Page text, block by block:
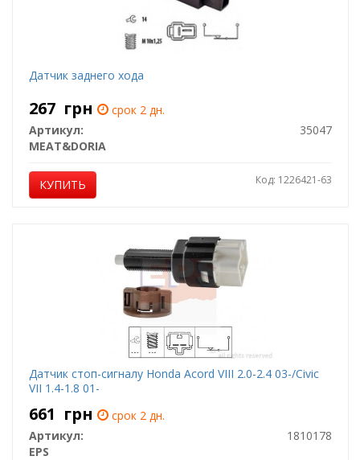
Датчик заднего хода
267 грн
срок 2 дн.
Артикул:
35047
MEAT&DORIA
КУПИТЬ Код: 1226421-63
Датчик стоп-сигналу Honda Acord VIII 2.0-2.4 03-/Civic
VII 1.4-1.8 01-
661 грн
срок 2 дн.
Артикул:
1810178
EPS